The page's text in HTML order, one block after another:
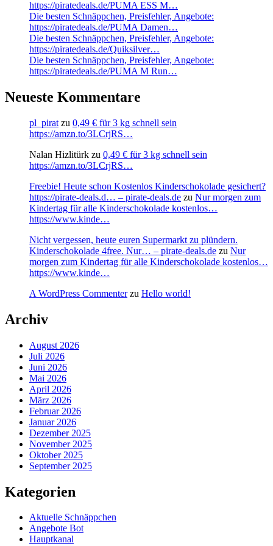
https://piratedeals.de/PUMA ESS M…
Die besten Schnäppchen, Preisfehler, Angebote:
https://piratedeals.de/PUMA Damen…
Die besten Schnäppchen, Preisfehler, Angebote:
https://piratedeals.de/Quiksilver…
Die besten Schnäppchen, Preisfehler, Angebote:
https://piratedeals.de/PUMA M Run…
Neueste Kommentare
pl_pirat zu 0,49 € für 3 kg schnell sein
https://amzn.to/3LCrjRS…
Nalan Hizlitürk zu 0,49 € für 3 kg schnell sein
https://amzn.to/3LCrjRS…
Freebie! Heute schon Kostenlos Kinderschokolade gesichert?
https://pirate-deals.d… – pirate-deals.de zu Nur morgen zum
Kindertag für alle Kinderschokolade kostenlos…
https://www.kinde…
Nicht vergessen, heute euren Supermarkt zu plündern.
Kinderschokolade 4free. Nur… – pirate-deals.de zu Nur
morgen zum Kindertag für alle Kinderschokolade kostenlos…
https://www.kinde…
A WordPress Commenterzu Hello world!
Archiv
August 2026
Juli 2026
Juni 2026
Mai 2026
April 2026
März 2026
Februar 2026
Januar 2026
Dezember 2025
November 2025
Oktober 2025
September 2025
Kategorien
Aktuelle Schnäppchen
Angebote Bot
Hauptkanal